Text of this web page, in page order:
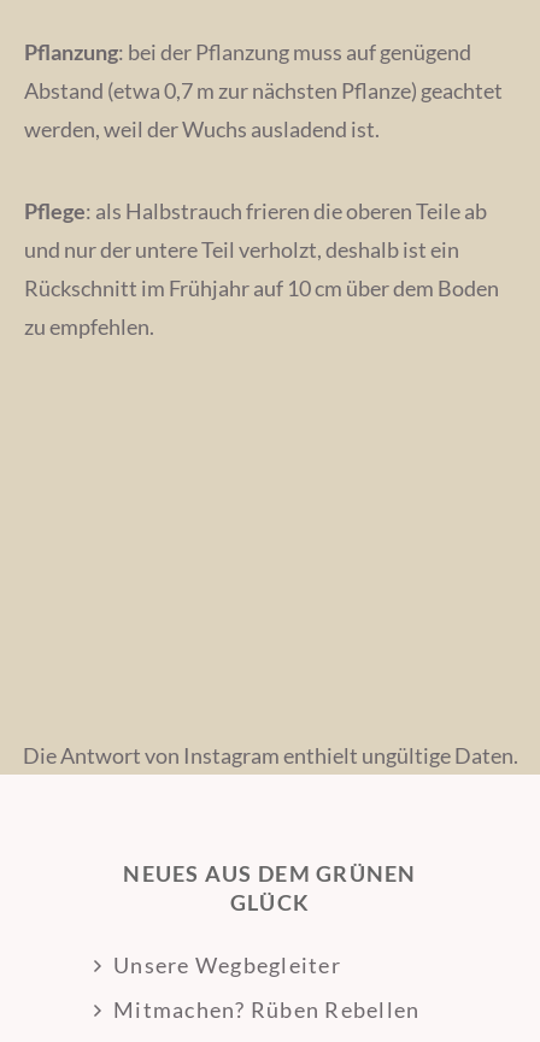
Pflanzung: bei der Pflanzung muss auf genügend
Abstand (etwa 0,7 m zur nächsten Pflanze) geachtet
werden, weil der Wuchs ausladend ist.
Pflege: als Halbstrauch frieren die oberen Teile ab
und nur der untere Teil verholzt, deshalb ist ein
Rückschnitt im Frühjahr auf 10 cm über dem Boden
zu empfehlen.
Die Antwort von Instagram enthielt ungültige Daten.
NEUES AUS DEM GRÜNEN
GLÜCK
Unsere Wegbegleiter
Mitmachen? Rüben Rebellen